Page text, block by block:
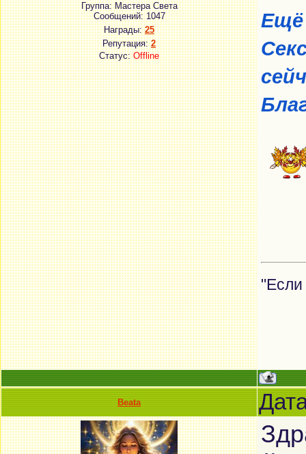
Группа: Мастера Света
Сообщений:1047
Награды:25
Репутация:2
Статус:Offline
Ещё
"Если
Beata